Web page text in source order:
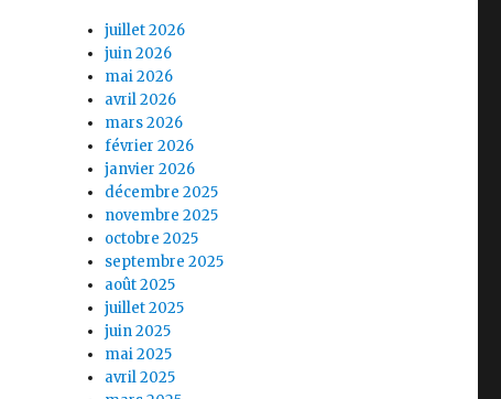
juillet 2026
juin 2026
mai 2026
avril 2026
mars 2026
février 2026
janvier 2026
décembre 2025
novembre 2025
octobre 2025
septembre 2025
août 2025
juillet 2025
juin 2025
mai 2025
avril 2025